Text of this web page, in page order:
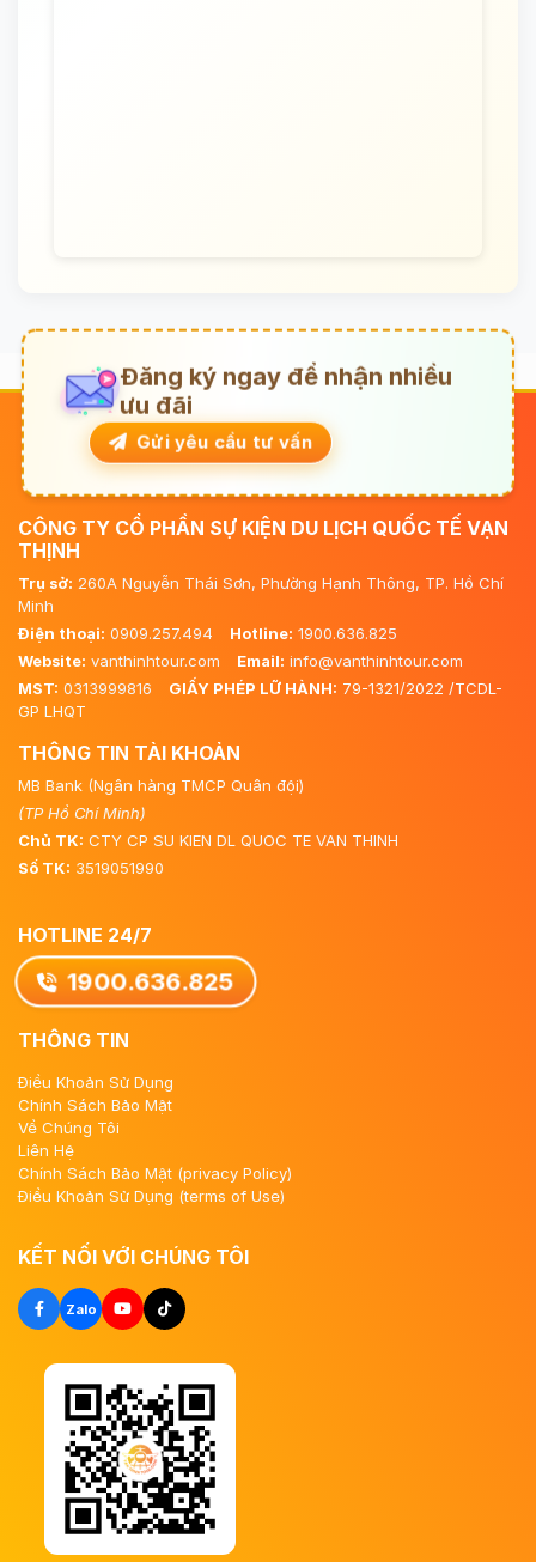
Đăng ký ngay để nhận nhiều
ưu đãi
Gửi yêu cầu tư vấn
CÔNG TY CỔ PHẦN SỰ KIỆN DU LỊCH QUỐC TẾ VẠN
THỊNH
Trụ sở: 260A Nguyễn Thái Sơn, Phường Hạnh Thông, TP. Hồ Chí
Minh
Điện thoại: 0909.257.494 Hotline: 1900.636.825
Website: vanthinhtour.com Email: info@vanthinhtour.com
MST: 0313999816 GIẤY PHÉP LỮ HÀNH: 79-1321/2022 /TCDL-
GP LHQT
THÔNG TIN TÀI KHOẢN
MB Bank (Ngân hàng TMCP Quân đội)
(TP Hồ Chí Minh)
Chủ TK: CTY CP SU KIEN DL QUOC TE VAN THINH
Số TK: 3519051990
HOTLINE 24/7
1900.636.825
THÔNG TIN
Điều Khoản Sử Dụng
Chính Sách Bảo Mật
Về Chúng Tôi
Liên Hệ
Chính Sách Bảo Mật (privacy Policy)
Điều Khoản Sử Dụng (terms of Use)
KẾT NỐI VỚI CHÚNG TÔI
Zalo